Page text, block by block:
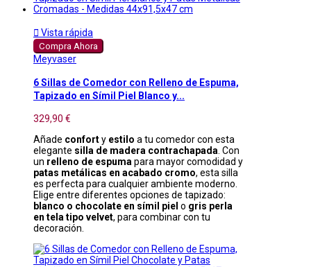
 Vista rápida
Compra Ahora
Meyvaser
6 Sillas de Comedor con Relleno de Espuma,
Tapizado en Símil Piel Blanco y...
329,90 €
Añade conforty estilo a tu comedor con esta
elegante silla de madera contrachapada. Con
un relleno de espumapara mayor comodidad y
patas metálicas en acabado cromo, esta silla
es perfecta para cualquier ambiente moderno.
Elige entre diferentes opciones de tapizado:
blanco o chocolate en símil piel o gris perla
en tela tipo velvet, para combinar con tu
decoración.